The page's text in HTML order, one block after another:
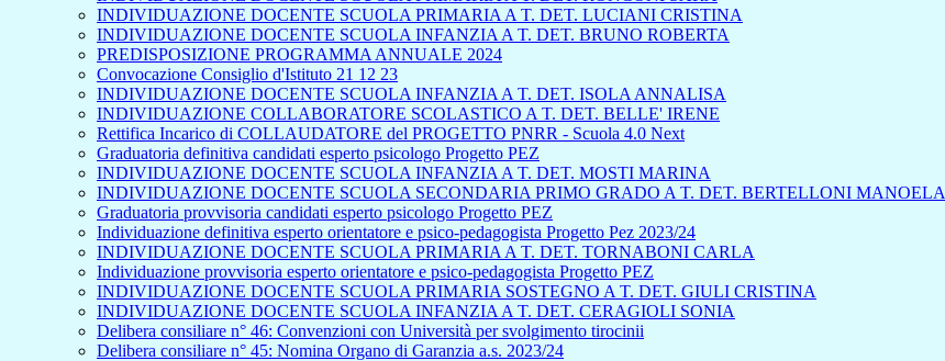
INDIVIDUAZIONE DOCENTE SCUOLA PRIMARIA A T. DET. LUCIANI CRISTINA
INDIVIDUAZIONE DOCENTE SCUOLA INFANZIA A T. DET. BRUNO ROBERTA
PREDISPOSIZIONE PROGRAMMA ANNUALE 2024
Convocazione Consiglio d'Istituto 21 12 23
INDIVIDUAZIONE DOCENTE SCUOLA INFANZIA A T. DET. ISOLA ANNALISA
INDIVIDUAZIONE COLLABORATORE SCOLASTICO A T. DET. BELLE' IRENE
Rettifica Incarico di COLLAUDATORE del PROGETTO PNRR - Scuola 4.0 Next
Graduatoria definitiva candidati esperto psicologo Progetto PEZ
INDIVIDUAZIONE DOCENTE SCUOLA INFANZIA A T. DET. MOSTI MARINA
INDIVIDUAZIONE DOCENTE SCUOLA SECONDARIA PRIMO GRADO A T. DET. BERTELLONI MANOELA
Graduatoria provvisoria candidati esperto psicologo Progetto PEZ
Individuazione definitiva esperto orientatore e psico-pedagogista Progetto Pez 2023/24
INDIVIDUAZIONE DOCENTE SCUOLA PRIMARIA A T. DET. TORNABONI CARLA
Individuazione provvisoria esperto orientatore e psico-pedagogista Progetto PEZ
INDIVIDUAZIONE DOCENTE SCUOLA PRIMARIA SOSTEGNO A T. DET. GIULI CRISTINA
INDIVIDUAZIONE DOCENTE SCUOLA INFANZIA A T. DET. CERAGIOLI SONIA
Delibera consiliare n° 46: Convenzioni con Università per svolgimento tirocinii
Delibera consiliare n° 45: Nomina Organo di Garanzia a.s. 2023/24